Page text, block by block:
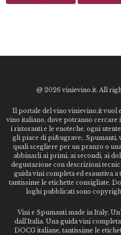
@ 2026 vinievino.it. All
Il portale del vino vinievino.it vuol
vino italiano, dove potranno
i ristoranti e le enoteche. ogni
gli piace di pi&ugrave;. Spumanti,
quali scegliere per un pranzo o
abbinarli ai primi, ai secondi, ai
degustazione con descrizioni
guida vini completa ed esaustiva a
tantissime le etichette consigliate.
loghi pubblicati sono
Vini e Spumanti made in Italy.
dall'Italia. Una guida vini completa
DOCG italiane, tantissime le